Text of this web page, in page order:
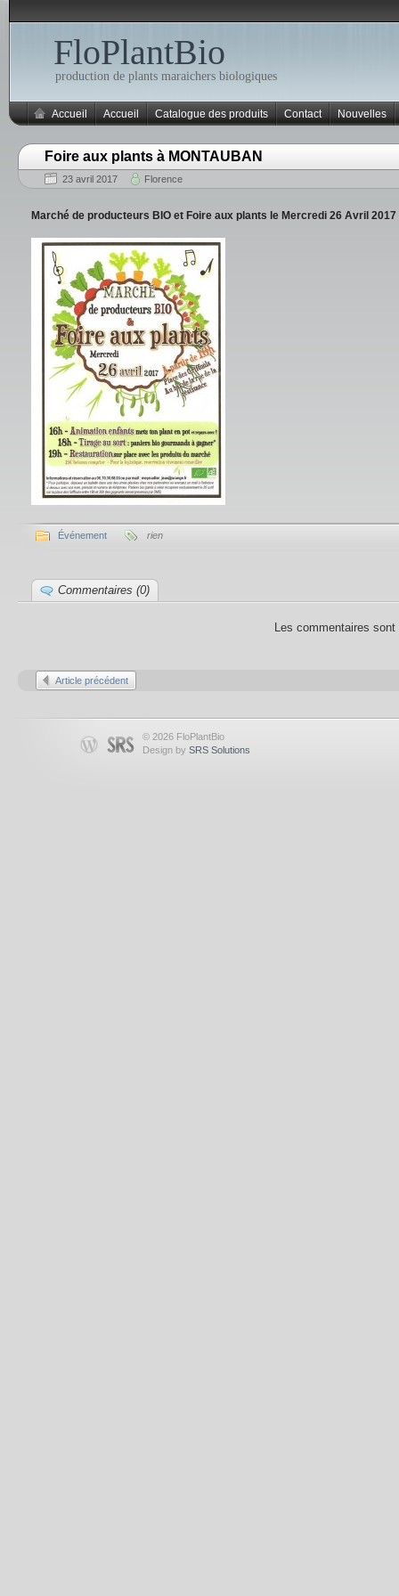
FloPlantBio
production de plants maraichers biologiques
Accueil Accueil Catalogue des produits Contact Nouvelles
Foire aux plants à MONTAUBAN
23 avril 2017 Florence
Marché de producteurs BIO et Foire aux plants le Mercredi 26 Avril 2017
Événement rien
Commentaires (0)
Les commentaires
Article précédent
© 2026 FloPlantBio
Design by SRS Solutions